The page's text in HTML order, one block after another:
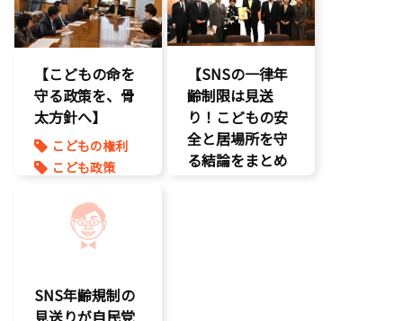
孤独孤立対策
児童虐待対策
命を守る
【こどもの命を
守る政策を、骨
太方針へ】
こどもの権利
こども政策
命を守る
子育て支援拡
将来不安
【SNSの一律年
齢制限は見送
り！こどもの安
全と居場所を守
る結論をまとめ
SNS年齢規制の